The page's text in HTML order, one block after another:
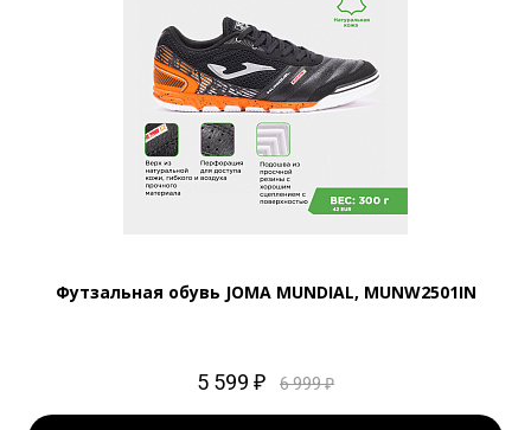
Футзальная обувь JOMA MUNDIAL, MUNW2501IN
5 599 ₽ 6 999 ₽